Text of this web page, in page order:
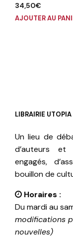
34,50€
AJOUTER AU
LIBRAIRIE UTOPIA
Un lieu de
d’auteurs et
engagés,
bouillon de
Horaires :
Du mardi au
modifications
nouvelles)